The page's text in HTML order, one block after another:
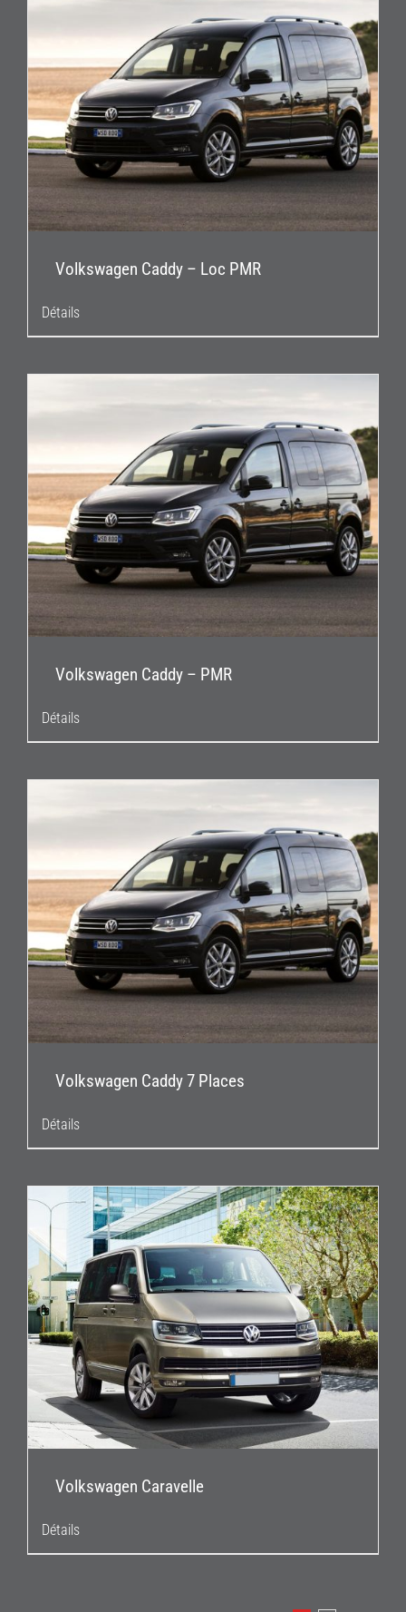
Volkswagen Caddy – Loc PMR
Détails
Volkswagen Caddy – PMR
Détails
Volkswagen Caddy 7 Places
Détails
Volkswagen Caravelle
Détails